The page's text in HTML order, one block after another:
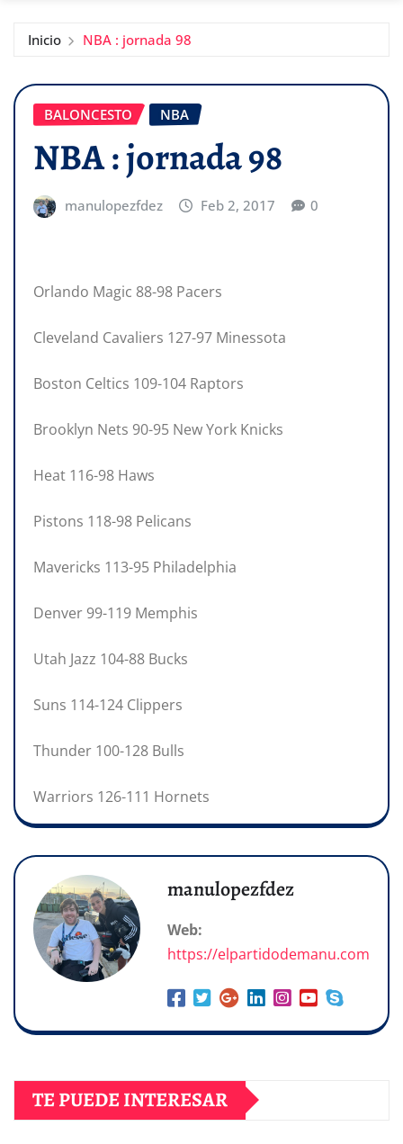
Inicio NBA : jornada 98
BALONCESTO NBA
NBA : jornada 98
manulopezfdez Feb 2, 2017 0
Orlando Magic 88-98 Pacers
Cleveland Cavaliers 127-97 Minessota
Boston Celtics 109-104 Raptors
Brooklyn Nets 90-95 New York Knicks
Heat 116-98 Haws
Pistons 118-98 Pelicans
Mavericks 113-95 Philadelphia
Denver 99-119 Memphis
Utah Jazz 104-88 Bucks
Suns 114-124 Clippers
Thunder 100-128 Bulls
Warriors 126-111 Hornets
manulopezfdez
Web:
https://elpartidodemanu.com
TE PUEDE INTERESAR